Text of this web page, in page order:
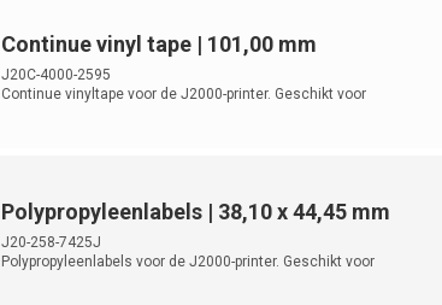
Continue vinyl tape | 101,00 mm
J20C-4000-2595
Continue vinyltape voor de J2000-printer. Geschikt voor
Polypropyleenlabels | 38,10 x 44,45 mm
J20-258-7425J
Polypropyleenlabels voor de J2000-printer. Geschikt voor